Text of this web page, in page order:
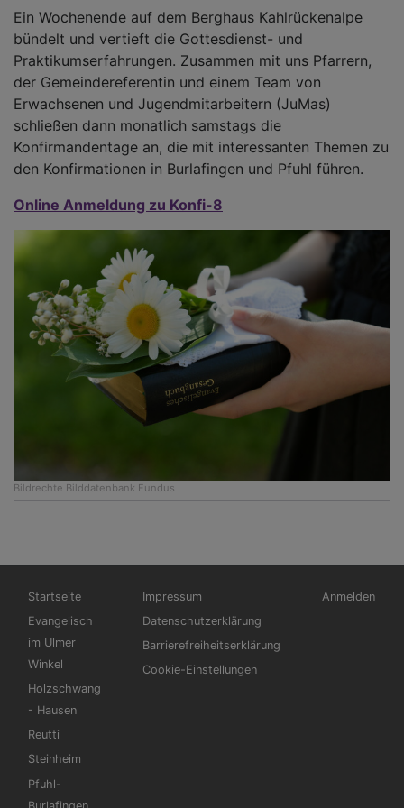
Bildrechte Bilddatenbank Fundus
Ein Wochenende auf dem Berghaus Kahlrückenalpe
bündelt und vertieft die Gottesdienst- und
Praktikumserfahrungen. Zusammen mit uns Pfarrern,
der Gemeindereferentin und einem Team von
Erwachsenen und Jugendmitarbeitern (JuMas)
schließen dann monatlich samstags die
Konfirmandentage an, die mit interessanten Themen zu
den Konfirmationen in Burlafingen und Pfuhl führen.
Online Anmeldung zu Konfi-8
Hauptnavigation
Startseite
Evangelisch
im Ulmer
Winkel
Holzschwang
- Hausen
Reutti
Steinheim
Pfuhl-
Fußbereichsmenü
Impressum
Datenschutzerklärung
Barrierefreiheitserklärung
Cookie-Einstellungen
Anmelden